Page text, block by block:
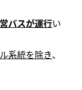
バスが運行い
系統を除き、